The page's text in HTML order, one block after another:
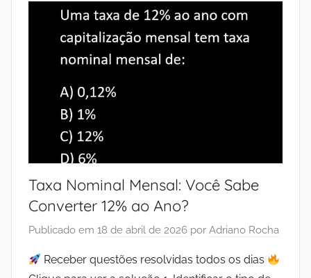
Taxa Nominal Mensal: Você Sabe
Converter 12% ao Ano?
Publicado em 18 de abril de 2026 por Adriano Rocha
Receber questões resolvidas todos os dias